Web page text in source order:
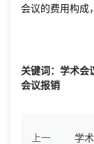
会议的费用构成
关键词：学术会
会议报销
上一
学